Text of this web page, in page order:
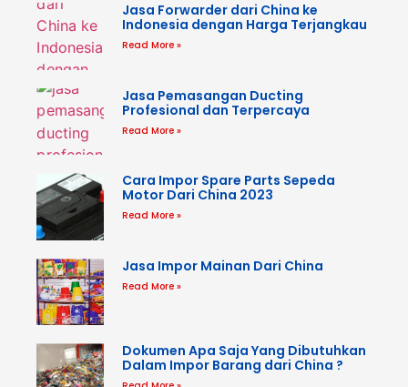
Jasa Forwarder dari China ke
Indonesia dengan Harga Terjangkau
Read More »
Jasa Pemasangan Ducting
Profesional dan Terpercaya
Read More »
Cara Impor Spare Parts Sepeda
Motor Dari China 2023
Read More »
Jasa Impor Mainan Dari China
Read More »
Dokumen Apa Saja Yang Dibutuhkan
Dalam Impor Barang dari China ?